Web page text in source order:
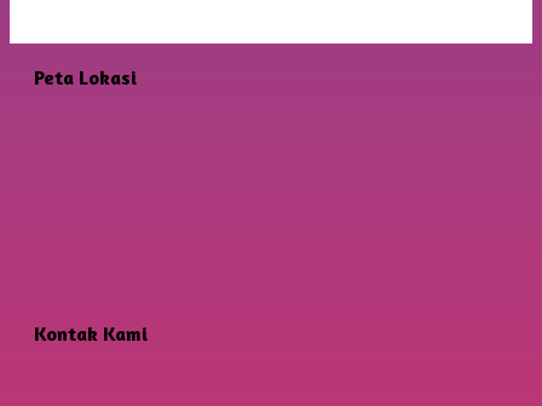
Peta Lokasi
Kontak Kami